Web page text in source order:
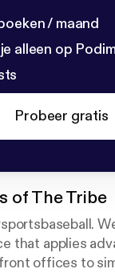
/ maand
alleen op
Probeer gratis
of The Tribe
that applies
offices to